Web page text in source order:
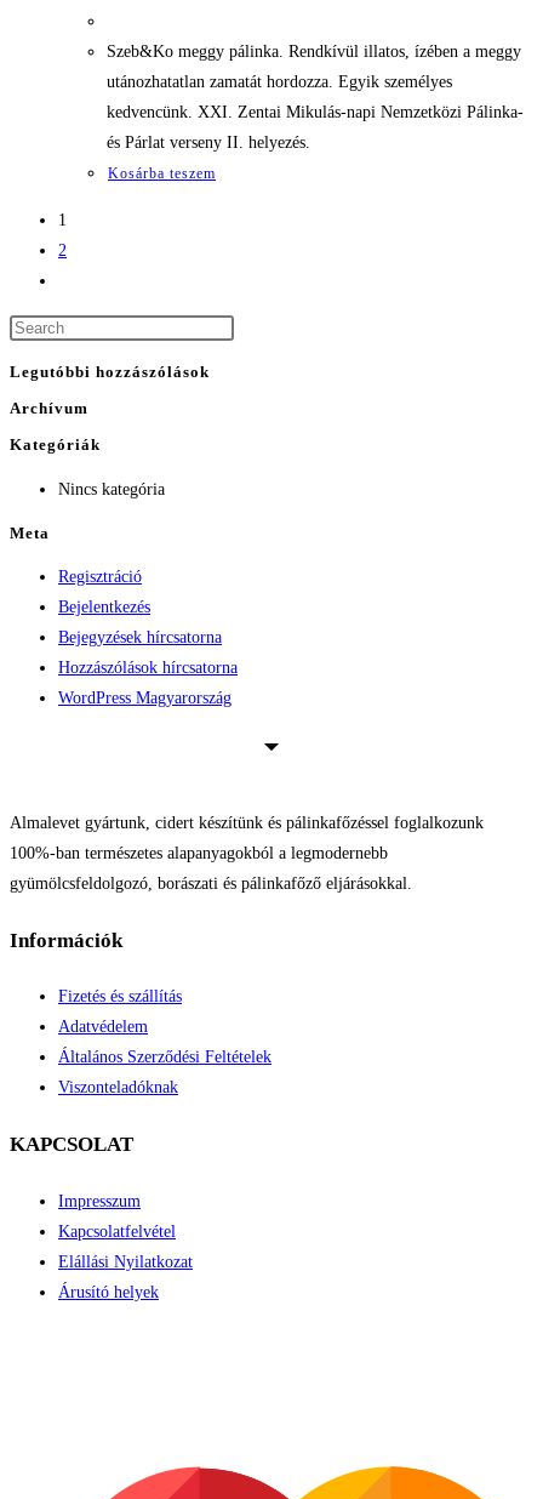
Szeb&Ko meggy pálinka. Rendkívül illatos, ízében a meggy
utánozhatatlan zamatát hordozza. Egyik személyes
kedvencünk. XXI. Zentai Mikulás-napi Nemzetközi Pálinka-
és Párlat verseny II. helyezés.
Kosárba teszem
1
2
Legutóbbi hozzászólások
Archívum
Kategóriák
Nincs kategória
Meta
Regisztráció
Bejelentkezés
Bejegyzések hírcsatorna
Hozzászólások hírcsatorna
WordPress Magyarország
Almalevet gyártunk, cidert készítünk és pálinkafőzéssel foglalkozunk
100%-ban természetes alapanyagokból a legmodernebb
gyümölcsfeldolgozó, borászati és pálinkafőző eljárásokkal.
Információk
Fizetés és szállítás
Adatvédelem
Általános Szerződési Feltételek
Viszonteladóknak
KAPCSOLAT
Impresszum
Kapcsolatfelvétel
Elállási Nyilatkozat
Árusító helyek